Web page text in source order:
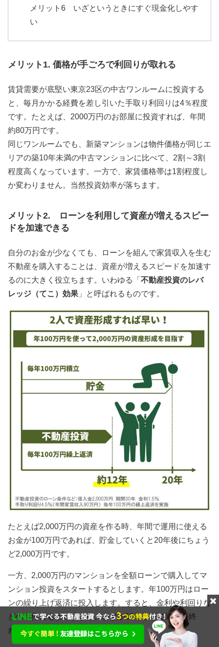
メリット6 いざというときにすぐ現金化しやす
い
メリット1. 価格が手ごろで利回りが取れる
賃貸需要が底堅い東京23区の中古ワンルームに投資する
と、毎月かかる経費を差し引いた手取り利回りは4％程度
です。たとえば、2000万円のお部屋に投資すれば、年間
約80万円です。
同じワンルームでも、新築マンションは物件価格が同じエ
リアの築10年未満の中古マンションに比べて、2割～3割
程度高くなっています。一方で、家賃価格帯は1割程度し
か変わりません。当然投資効率が落ちます。
メリット2. ローンを利用して資産が増えるスピー
ドを加速できる
自分のお金が少なくても、ローンを組んで家賃収入を生む
不動産を購入することは、資産が増えるスピードを加速す
るのに大きく役立ちます。いわゆる「 不動産投資のレバ
レッジ（てこ）効果 」と呼ばれるものです。
たとえば2,000万円の資産を作る時、年間で運用に使える
お金が100万円であれば、貯金していくと20年後にちょう
ど2,000万円です。
一方、2,000万円のマンションを全額ローンで購入してマ
ンション投資をスタートするとします。年100万円はロー
ンの繰り上げ返済に投入します。すると、金利や利回りな
どの条件にもよりますが、わずか12年余りで返済が終
わってしまうのです。